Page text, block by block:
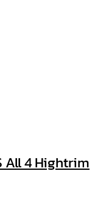
All 4 Hightrim